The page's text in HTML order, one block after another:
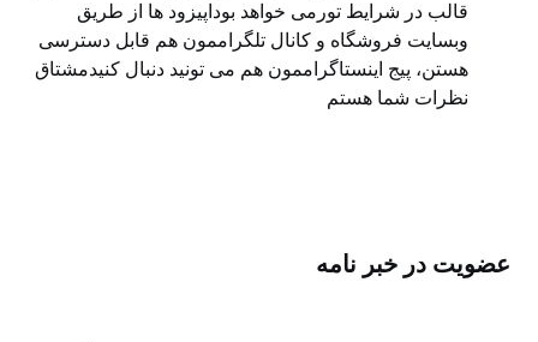
قالب در شرایط تورمی خواهد بوداپیزود ها از طریق
⁠⁠وبسایت فروشگاه⁠⁠ و ⁠⁠کانال تلگراممون⁠⁠ هم قابل دسترسی
هستن، ⁠⁠پیج اینستاگراممون⁠⁠ هم می تونید دنبال کنیدمشتاق
نظرات شما هستم
عضویت در خبر نامه